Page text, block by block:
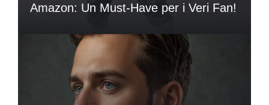
Amazon: Un Must-Have per i Veri Fan!